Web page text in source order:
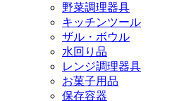
野菜調理器具
キッチンツール
ザル・ボウル
水回り品
レンジ調理器具
お菓子用品
保存容器